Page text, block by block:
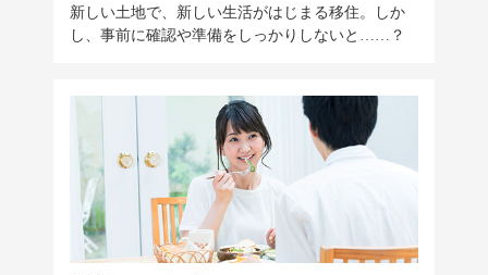
新しい土地で、新しい生活がはじまる移住。しか
し、事前に確認や準備をしっかりしないと……？